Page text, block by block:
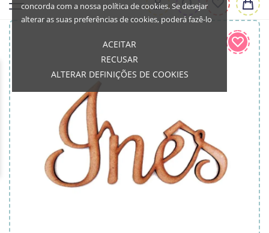
concorda com a nossa política de cookies. Se desejar
alterar as suas preferências de cookies, poderá fazê-lo
ACEITAR
RECUSAR
ALTERAR DEFINIÇÕES DE COOKIES